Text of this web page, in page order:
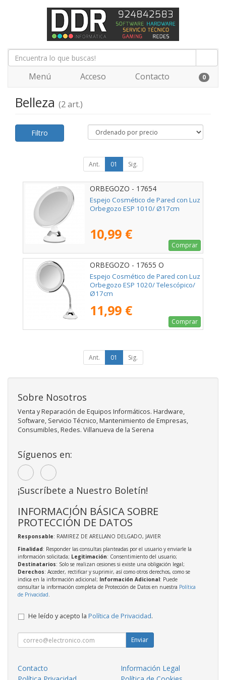
Menú Acceso Contacto 0
Belleza (2 art.)
Filtro
Ant. 01 Sig.
ORBEGOZO - 17654
Espejo Cosmético de Pared con Luz
Orbegozo ESP 1010/ Ø17cm
10,99 €
Comprar
ORBEGOZO - 17655 O
Espejo Cosmético de Pared con Luz
Orbegozo ESP 1020/ Telescópico/
Ø17cm
11,99 €
Comprar
Ant. 01 Sig.
Sobre Nosotros
Venta y Reparación de Equipos Informáticos. Hardware,
Software, Servicio Técnico, Mantenimiento de Empresas,
Consumibles, Redes. Villanueva de la Serena
Síguenos en:
¡Suscríbete a Nuestro Boletín!
INFORMACIÓN BÁSICA SOBRE
PROTECCIÓN DE DATOS
Responsable: RAMIREZ DE ARELLANO DELGADO, JAVIER
Finalidad: Responder las consultas planteadas por el usuario y enviarle la
información solicitada; Legitimación: Consentimiento del usuario;
Destinatarios: Solo se realizan cesiones si existe una obligación legal;
Derechos: Acceder, rectificar y suprimir, así como otros derechos, como se
indica en la información adicional; Información Adicional: Puede
consultar la información completa de Protección de Datos en nuestra Política
de Privacidad.
He leído y acepto la Política de Privacidad.
Enviar
Contacto
Información Legal